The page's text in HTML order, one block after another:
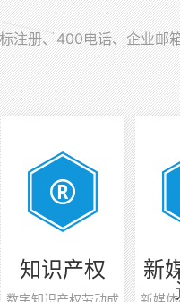
注册、400电话、企业邮
知识产权
数字知识产权劳动成
新
新媒